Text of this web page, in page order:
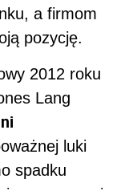
a firmom
pozycję.
2012 roku
Lang
luki
spadku